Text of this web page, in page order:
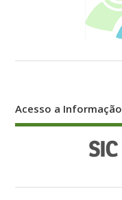
Acesso a Informação